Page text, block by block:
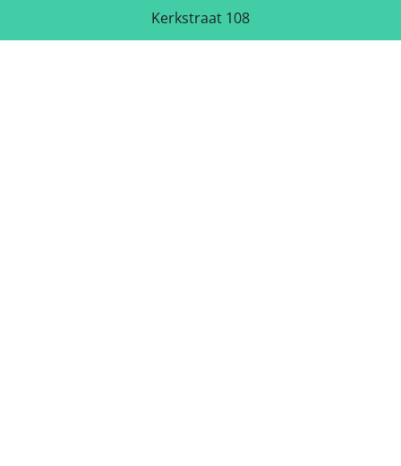
Kerkstraat 108
9050 Gentbrugge, België